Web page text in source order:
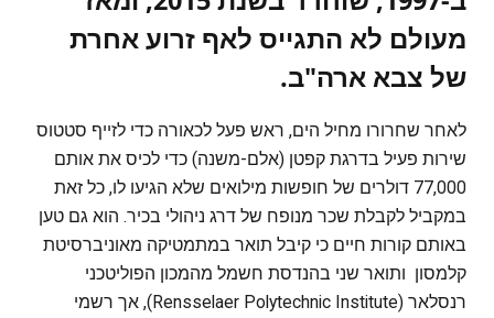
מעולם לא התגייס לאף זרוע אחרת
של צבא ארה"ב.
לאחר שחרורו מחיל הים, ראש פעל לכאורה כדי לזייף סטטוס
שירות פעיל בדרגת קפטן (אלם-משנה) כדי לכיס את אותם
77,000 דולרים של חופשות מילואים שלא הגיעו לו, כל זאת
במקביל לקבלת שכר מנופח של דרג ניהולי בכיר. הוא גם טען
באותם קורות חיים כי קיבל תואר במתמטיקה מאוניברסיטת
קלמסון ותואר שני בהנדסת חשמל מהמכון הפוליטכני
רנסלאר (Rensselaer Polytechnic Institute), אך רשמי